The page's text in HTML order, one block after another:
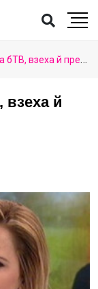
й предаването?
взеха й